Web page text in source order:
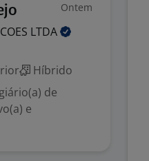
Ontem
LTDA
Híbrido
de
e